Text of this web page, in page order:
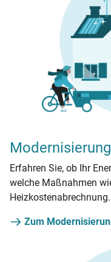
Erfahren Sie, ob Ihr
welche Maßnahmen
Heizkostenabrechnung.
Zum